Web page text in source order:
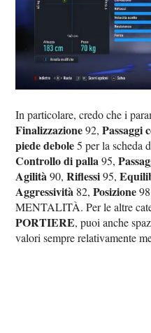
In particolare, credo che i
Finalizzazione92,Passaggi
piede debole5 per la
Controllo di palla 95,
Agilità 90,Riflessi95,
Aggressività 82,Posizione
MENTALITÀ. Per le altre
PORTIERE, puoi anche
valori sempre relativamente